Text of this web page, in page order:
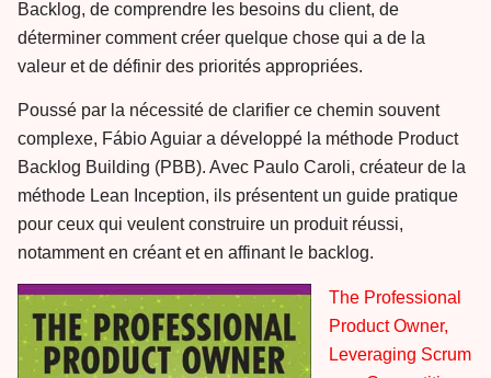
Backlog, de comprendre les besoins du client, de
déterminer comment créer quelque chose qui a de la
valeur et de définir des priorités appropriées.
Poussé par la nécessité de clarifier ce chemin souvent
complexe, Fábio Aguiar a développé la méthode Product
Backlog Building (PBB). Avec Paulo Caroli, créateur de la
méthode Lean Inception, ils présentent un guide pratique
pour ceux qui veulent construire un produit réussi,
notamment en créant et en affinant le backlog.
The Professional
Product Owner,
Leveraging Scrum